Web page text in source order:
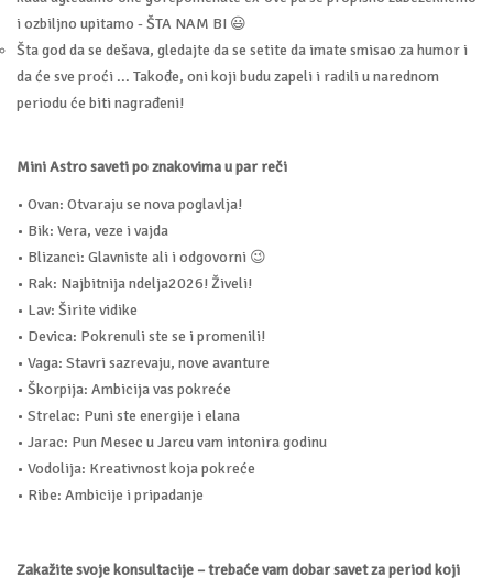
i ozbiljno upitamo - ŠTA NAM BI 😃
Šta god da se dešava, gledajte da se setite da imate smisao za humor i
da će sve proći ... Takođe, oni koji budu zapeli i radili u narednom
periodu će biti nagrađeni!
Mini Astro saveti po znakovima u par reči
• Ovan: Otvaraju se nova poglavlja!
• Bik: Vera, veze i vajda
• Blizanci: Glavniste ali i odgovorni 😉
• Rak: Najbitnija ndelja2026! Živeli!
• Lav: Širite vidike
• Devica: Pokrenuli ste se i promenili!
• Vaga: Stavri sazrevaju, nove avanture
• Škorpija: Ambicija vas pokreće
• Strelac: Puni ste energije i elana
• Jarac: Pun Mesec u Jarcu vam intonira godinu
• Vodolija: Kreativnost koja pokreće
• Ribe: Ambicije i pripadanje
Zakažite svoje konsultacije – trebaće vam dobar savet za period koji